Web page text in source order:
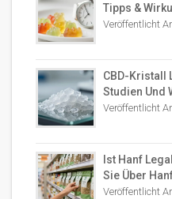
Tipps &
Veröffentlicht
CBD-Kristall
Studien Und
Veröffentlicht
Ist Hanf
Sie Über
Veröffentlicht